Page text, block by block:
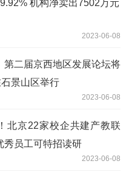
机构净卖出7502万元
2023-06-08
第二届京西地区发展论坛将
景山区举行
2023-06-08
北京22家校企共建产教联
秀员工可特招读研
2023-06-08